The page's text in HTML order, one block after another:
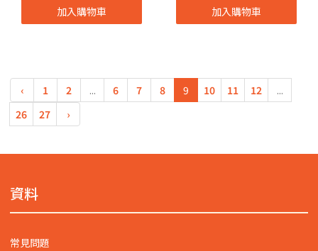
加入購物車 加入購物車
‹ 1 2 ... 6 7 8 9 10 11 12
...
26
27 ›
資料
常見問題